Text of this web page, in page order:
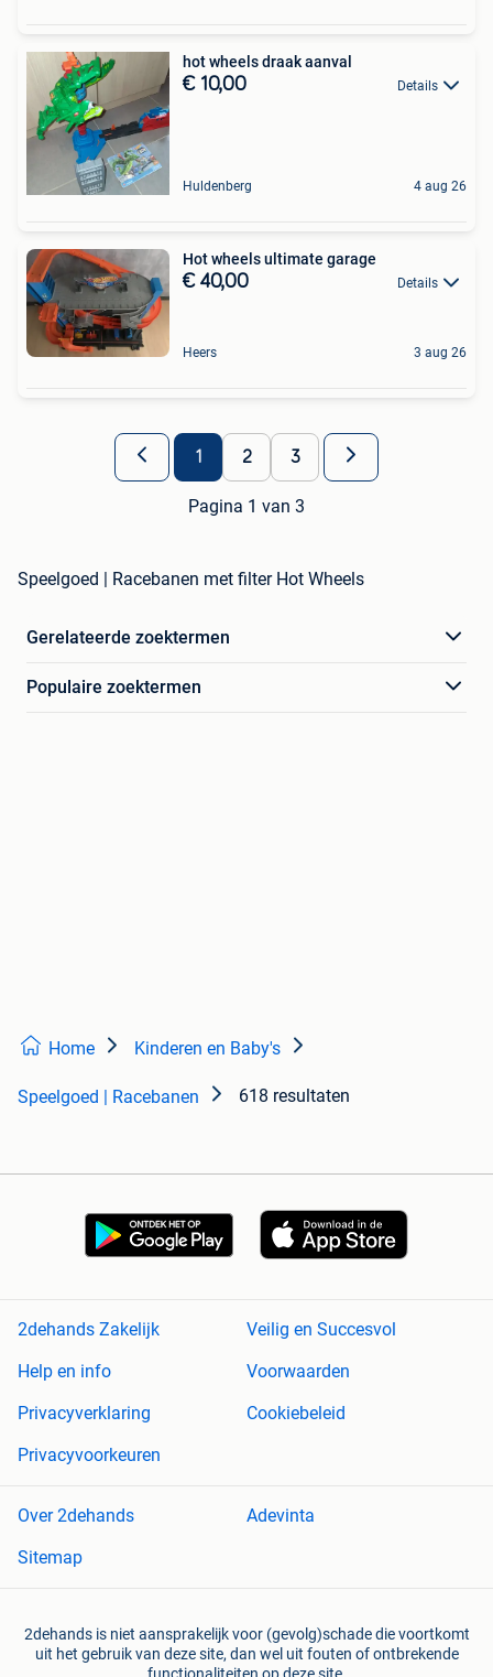
hot wheels draak aanval
€ 10,00 Details
Huldenberg 4 aug 26
Hot wheels ultimate garage
€ 40,00 Details
Heers 3 aug 26
1 2 3
Pagina 1 van 3
Speelgoed | Racebanen met filter Hot Wheels
Gerelateerde zoektermen
Populaire zoektermen
Home Kinderen en Baby's
Speelgoed | Racebanen 618 resultaten
2dehands Zakelijk
Veilig en Succesvol
Help en info
Voorwaarden
Privacyverklaring
Cookiebeleid
Privacyvoorkeuren
Over 2dehands
Adevinta
Sitemap
2dehands is niet aansprakelijk voor (gevolg)schade die voortkomt
uit het gebruik van deze site, dan wel uit fouten of ontbrekende